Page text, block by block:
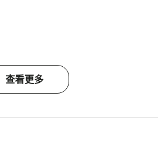
查看更多